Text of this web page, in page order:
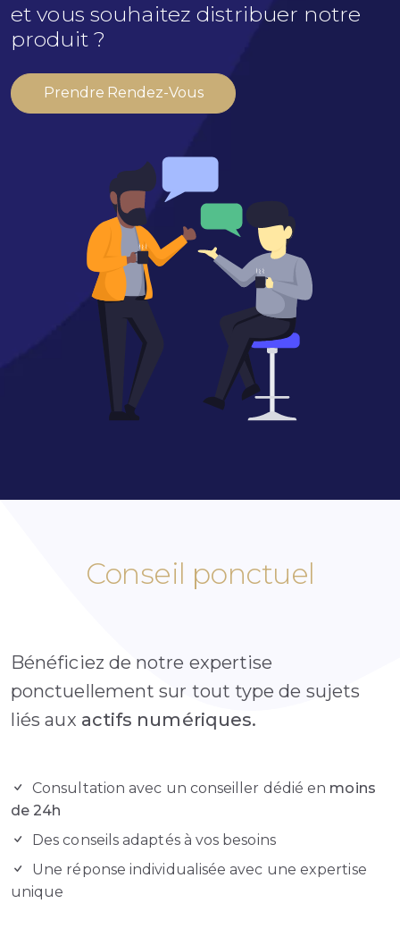
et vous souhaitez distribuer notre
produit ?
Prendre Rendez-Vous
Conseil ponctuel
Bénéficiez de notre expertise
ponctuellement sur tout type de sujets
liés aux actifs numériques.
Consultation avec un conseiller dédié en moins
de 24h
Des conseils adaptés à vos besoins
Une réponse individualisée avec une expertise
unique